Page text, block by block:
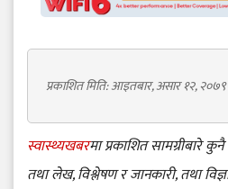
प्रकाशित मिति: आइतबार, असार १२, २०७९
स्वास्थ्यखबरमा प्रकाशित सामग्रीबारे
तथा लेख, विश्लेषण र जानकारी, तथा